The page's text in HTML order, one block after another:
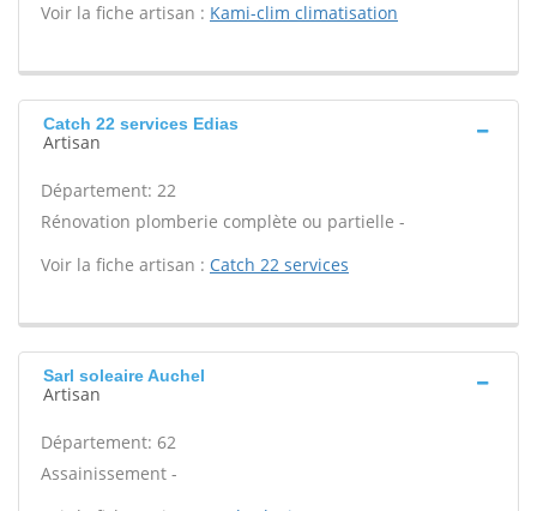
Voir la fiche artisan : Kami-clim climatisation
Catch 22 services Edias
Artisan
Département: 22
Rénovation plomberie complète ou partielle -
Voir la fiche artisan : Catch 22 services
Sarl soleaire Auchel
Artisan
Département: 62
Assainissement -